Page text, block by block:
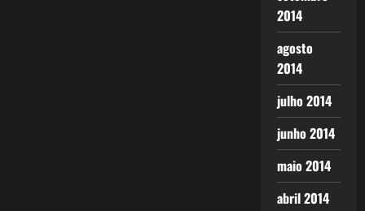
2014
agosto
2014
julho 2014
junho 2014
maio 2014
abril 2014